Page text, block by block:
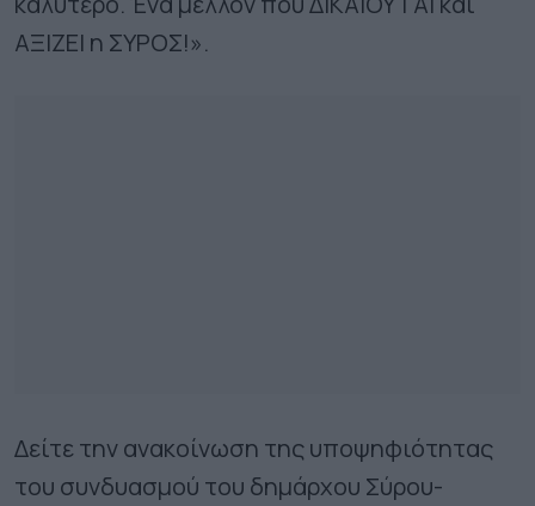
ΑΞΙΖΕΙ η ΣΥΡΟΣ!».
Δείτε την ανακοίνωση της υποψηφιότητας
του συνδυασμού του δημάρχου Σύρου-